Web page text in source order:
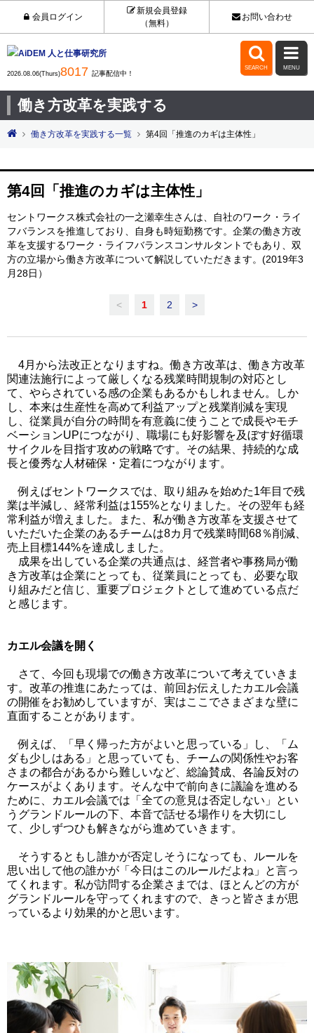
会員ログイン
新規会員登録
（無料）
お問い合わせ
2026.08.06(Thurs)8017 記事配信中！

SEARCH

MENU
働き方改革を実践する
働き方改革を実践する一覧 第4回「推進のカギは主体性」
第4回「推進のカギは主体性」
セントワークス株式会社の一之瀬幸生さんは、自社のワーク・ライ
フバランスを推進しており、自身も時短勤務です。企業の働き方改
革を支援するワーク・ライフバランスコンサルタントでもあり、双
方の立場から働き方改革について解説していただきます。(2019年3
月28日）
< 1 2 >
4月から法改正となりますね。働き方改革は、働き方改革
関連法施行によって厳しくなる残業時間規制の対応とし
て、やらされている感の企業もあるかもしれません。しか
し、本来は生産性を高めて利益アップと残業削減を実現
し、従業員が自分の時間を有意義に使うことで成長やモチ
ベーションUPにつながり、職場にも好影響を及ぼす好循環
サイクルを目指す攻めの戦略です。その結果、持続的な成
長と優秀な人材確保・定着につながります。
例えばセントワークスでは、取り組みを始めた1年目で残
業は半減し、経常利益は155%となりました。その翌年も経
常利益が増えました。また、私が働き方改革を支援させて
いただいた企業のあるチームは8カ月で残業時間68％削減、
売上目標144%を達成しました。
成果を出している企業の共通点は、経営者や事務局が働
き方改革は企業にとっても、従業員にとっても、必要な取
り組みだと信じ、重要プロジェクトとして進めている点だ
と感じます。
カエル会議を開く
さて、今回も現場での働き方改革について考えていきま
す。改革の推進にあたっては、前回お伝えしたカエル会議
の開催をお勧めしていますが、実はここでさまざまな壁に
直面することがあります。
例えば、「早く帰った方がよいと思っている」し、「ム
ダも少しはある」と思っていても、チームの関係性やお客
さまの都合があるから難しいなど、総論賛成、各論反対の
ケースがよくあります。そんな中で前向きに議論を進める
ために、カエル会議では「全ての意見は否定しない」とい
うグランドルールの下、本音で話せる場作りを大切にし
て、少しずつひも解きながら進めていきます。
そうするともし誰かが否定しそうになっても、ルールを
思い出して他の誰かが「今日はこのルールだよね」と言っ
てくれます。私が訪問する企業さまでは、ほとんどの方が
グランドルールを守ってくれますので、きっと皆さまが思
っているより効果的かと思います。